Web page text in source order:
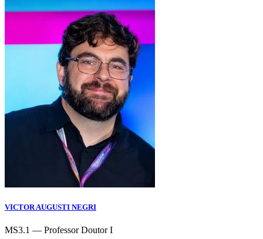
VICTOR AUGUSTI NEGRI
MS3.1 — Professor Doutor I